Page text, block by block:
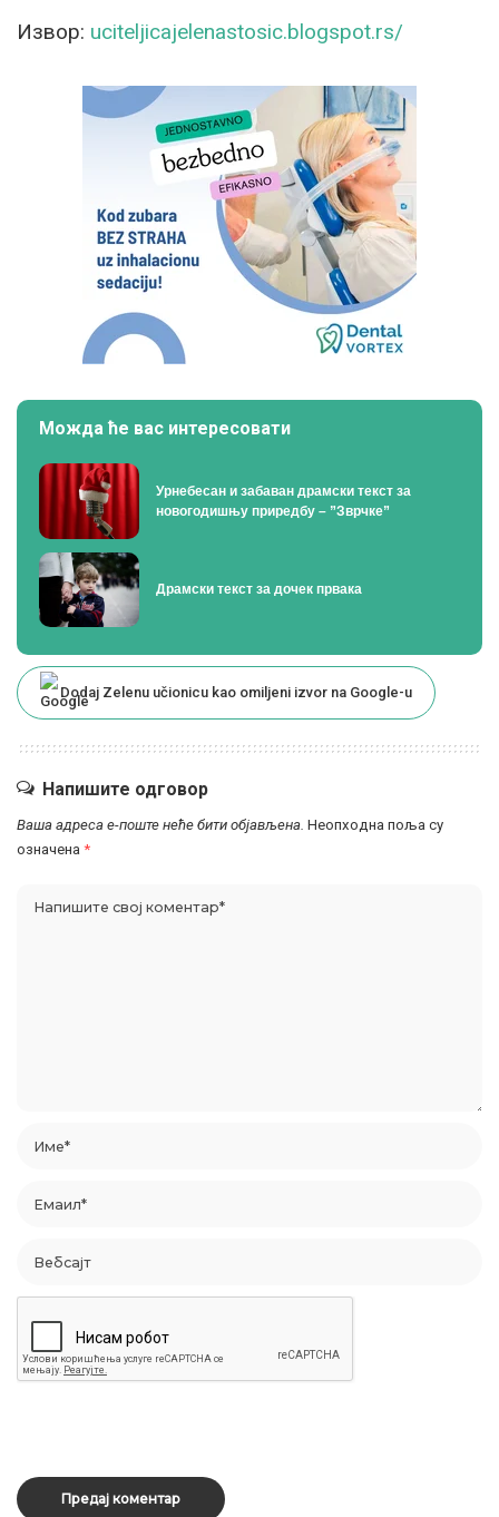
Извор: uciteljicajelenastosic.blogspot.rs/
Можда ће вас интересовати
Урнебесан и забаван драмски текст за
новогодишњу приредбу – ”Зврчке”
Драмски текст за дочек првака
Dodaj Zelenu učionicu kao omiljeni izvor na Google-u
Напишите одговор
Ваша адреса е-поште неће бити објављена. Неопходна поља су
означена *